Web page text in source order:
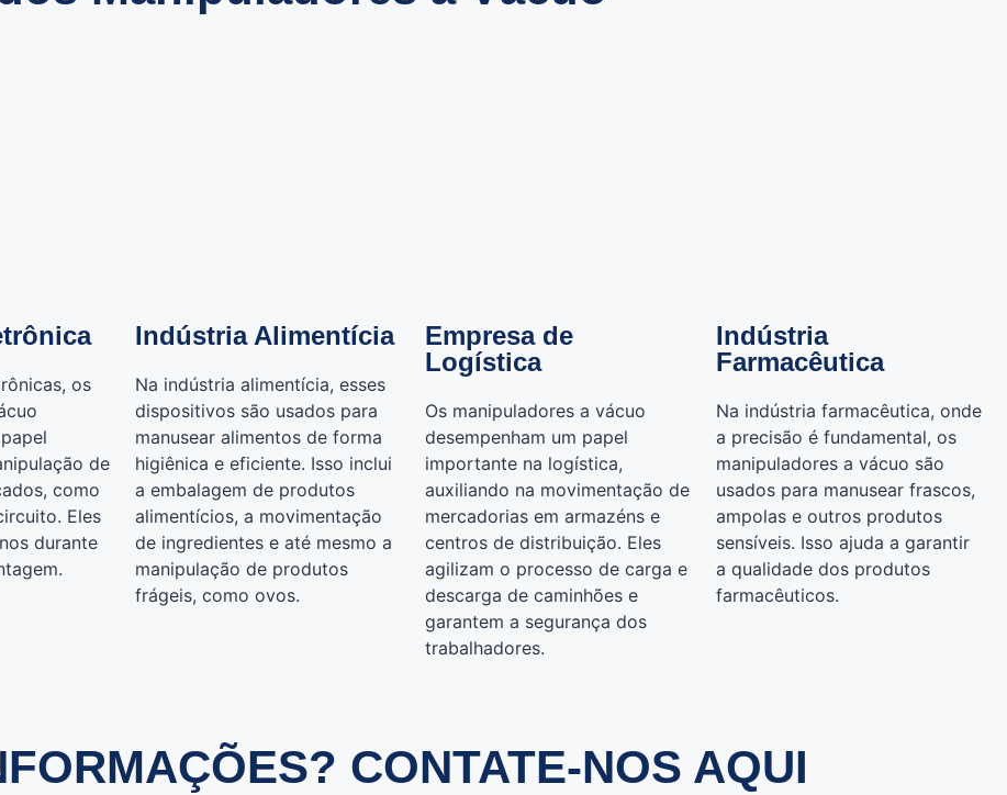
os
de
como
Eles
durante
Indústria Alimentícia
Na indústria alimentícia, esses
dispositivos são usados para
manusear alimentos de forma
higiênica e eficiente. Isso inclui
a embalagem de produtos
alimentícios, a movimentação
de ingredientes e até mesmo a
manipulação de produtos
frágeis, como ovos.
Empresa de
Logística
Os manipuladores a vácuo
desempenham um papel
importante na logística,
auxiliando na movimentação de
mercadorias em armazéns e
centros de distribuição. Eles
agilizam o processo de carga e
descarga de caminhões e
garantem a segurança dos
trabalhadores.
Indústria
Farmacêutica
Na indústria farmacêutica, onde
a precisão é fundamental, os
manipuladores a vácuo são
usados para manusear frascos,
ampolas e outros produtos
sensíveis. Isso ajuda a garantir
a qualidade dos produtos
farmacêuticos.
CONTATE-NOS AQUI